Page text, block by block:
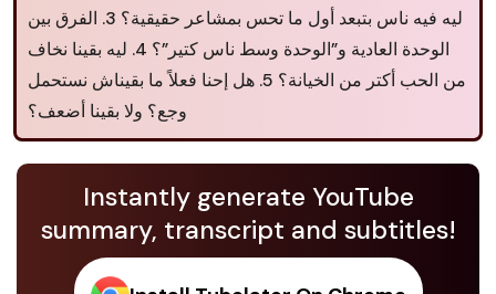
ليه فيه ناس بتبعد أول ما تحس بمشاعر حقيقية؟ 3. الفرق بين
الوحدة العادية و”الوحدة وسط ناس كتير”؟ 4. ليه بقينا نخاف
من الحب أكتر من الخيانة؟ 5. هل إحنا فعلاً ما بقيناش نستحمل
وجع؟ ولا بقينا أضعف؟
Instantly generate YouTube
summary, transcript and subtitles!